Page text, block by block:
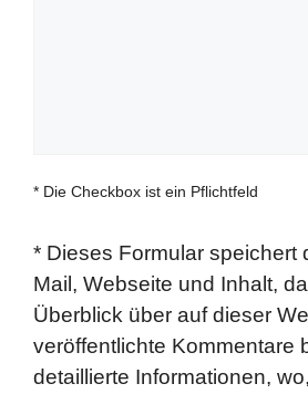
* Die Checkbox ist ein Pflichtfeld
* Dieses Formular speichert
Mail, Webseite und Inhalt,
Überblick über auf dieser
veröffentlichte Kommentare
detaillierte Informationen,